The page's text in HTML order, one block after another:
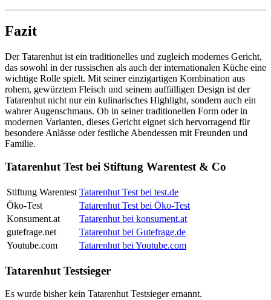
Fazit
Der Tatarenhut ist ein traditionelles und zugleich modernes Gericht,
das sowohl in der russischen als auch der internationalen Küche eine
wichtige Rolle spielt. Mit seiner einzigartigen Kombination aus
rohem, gewürztem Fleisch und seinem auffälligen Design ist der
Tatarenhut nicht nur ein kulinarisches Highlight, sondern auch ein
wahrer Augenschmaus. Ob in seiner traditionellen Form oder in
modernen Varianten, dieses Gericht eignet sich hervorragend für
besondere Anlässe oder festliche Abendessen mit Freunden und
Familie.
Tatarenhut Test bei Stiftung Warentest & Co
Stiftung Warentest Tatarenhut Test bei test.de
Öko-Test
Tatarenhut Test bei Öko-Test
Konsument.at
Tatarenhut bei konsument.at
gutefrage.net
Tatarenhut bei Gutefrage.de
Youtube.com
Tatarenhut bei Youtube.com
Tatarenhut Testsieger
Es wurde bisher kein Tatarenhut Testsieger ernannt.